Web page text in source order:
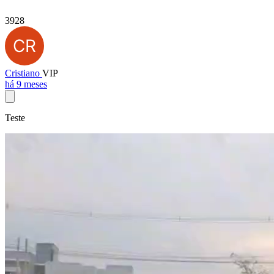
3928
Cristiano VIP
há 9 meses
Teste